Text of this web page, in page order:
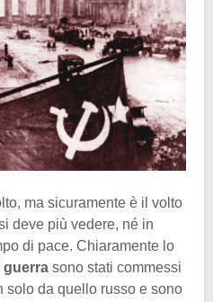
ma sicuramente è il volto
deve più vedere, né in
di pace. Chiaramente lo
guerra sono stati commessi
solo da quello russo e sono